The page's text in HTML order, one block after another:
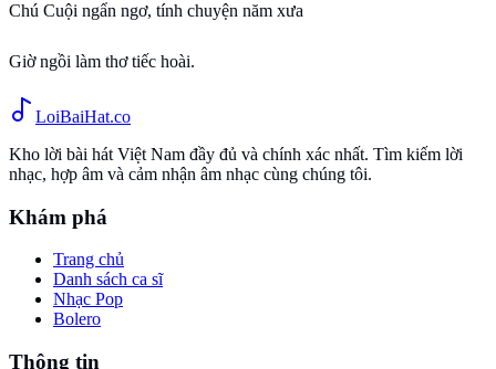
Chú Cuội ngẩn ngơ, tính chuyện năm xưa
Giờ ngồi làm thơ tiếc hoài.
LoiBaiHat.co
Kho lời bài hát Việt Nam đầy đủ và chính xác nhất. Tìm kiếm lời
nhạc, hợp âm và cảm nhận âm nhạc cùng chúng tôi.
Khám phá
Trang chủ
Danh sách ca sĩ
Nhạc Pop
Bolero
Thông tin